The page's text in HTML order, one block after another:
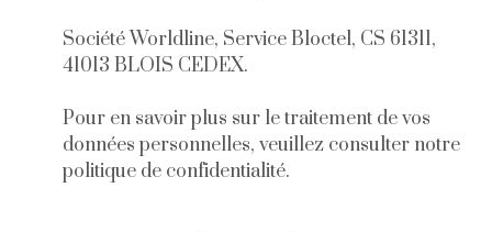
Société Worldline, Service Bloctel, CS 61311,
41013 BLOIS CEDEX.
Pour en savoir plus sur le traitement de vos
données personnelles, veuillez consulter notre
politique de confidentialité.